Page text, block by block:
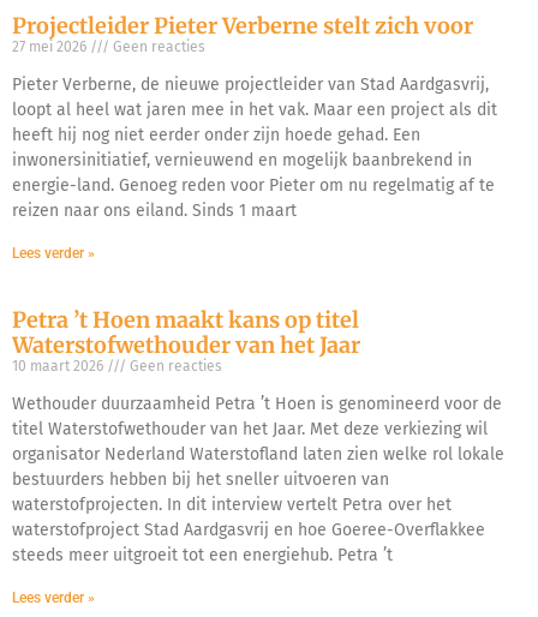
Projectleider Pieter Verberne stelt zich voor
27 mei 2026 Geen reacties
Pieter Verberne, de nieuwe projectleider van Stad Aardgasvrij,
loopt al heel wat jaren mee in het vak. Maar een project als dit
heeft hij nog niet eerder onder zijn hoede gehad. Een
inwonersinitiatief, vernieuwend en mogelijk baanbrekend in
energie-land. Genoeg reden voor Pieter om nu regelmatig af te
reizen naar ons eiland. Sinds 1 maart
Lees verder »
Petra ’t Hoen maakt kans op titel
Waterstofwethouder van het Jaar
10 maart 2026 Geen reacties
Wethouder duurzaamheid Petra ’t Hoen is genomineerd voor de
titel Waterstofwethouder van het Jaar. Met deze verkiezing wil
organisator Nederland Waterstofland laten zien welke rol lokale
bestuurders hebben bij het sneller uitvoeren van
waterstofprojecten. In dit interview vertelt Petra over het
waterstofproject Stad Aardgasvrij en hoe Goeree-Overflakkee
steeds meer uitgroeit tot een energiehub. Petra ’t
Lees verder »